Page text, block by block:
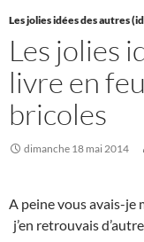
Les jolies idées des autres
Les jolies
livre en
bricoles
dimanche 18 mai 2014
A peine vous avais-je
j’en retrouvais